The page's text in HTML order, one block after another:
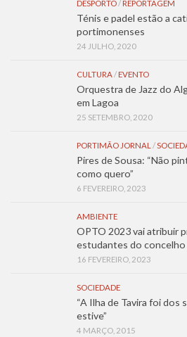
DESPORTO/ REPORTAGEM
Ténis e padel estão a
portimonenses
24 JULHO, 2020
CULTURA/ EVENTO
Orquestra de Jazz do
em Lagoa
25 SETEMBRO, 2020
PORTIMÃO JORNAL /
Pires de Sousa: “Não
como quero”
6 FEVEREIRO, 2023
AMBIENTE
OPTO 2023 vai atribuir
estudantes do concelho
16 FEVEREIRO, 2023
SOCIEDADE
“A Ilha de Tavira foi dos
estive”
4 MARÇO, 2015